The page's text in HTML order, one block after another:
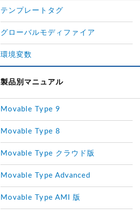
テンプレートタグ
グローバルモディファイア
環境変数
製品別マニュアル
Movable Type 9
Movable Type 8
Movable Type クラウド版
Movable Type Advanced
Movable Type AMI 版